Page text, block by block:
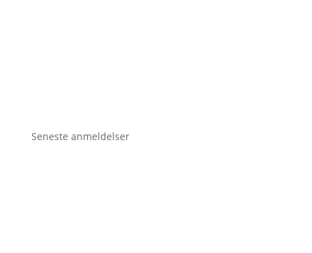
Seneste anmeldelser